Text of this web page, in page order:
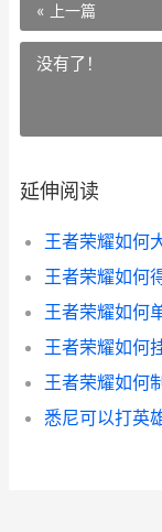
« 上一篇
没有了！
延伸阅读